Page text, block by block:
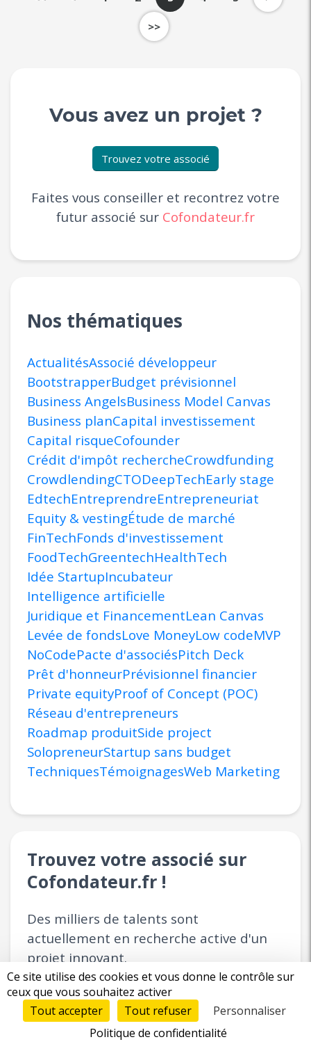
>>
Vous avez un projet ?
Trouvez votre associé
Faites vous conseiller et recontrez votre
futur associé sur Cofondateur.fr
Nos thématiques
ActualitésAssocié développeur
BootstrapperBudget prévisionnel
Business AngelsBusiness Model Canvas
Business planCapital investissement
Capital risqueCofounder
Crédit d'impôt rechercheCrowdfunding
CrowdlendingCTODeepTechEarly stage
EdtechEntreprendreEntrepreneuriat
Equity & vestingÉtude de marché
FinTechFonds d'investissement
FoodTechGreentechHealthTech
Idée StartupIncubateur
Intelligence artificielle
Juridique et FinancementLean Canvas
Levée de fondsLove MoneyLow codeMVP
NoCodePacte d'associésPitch Deck
Prêt d'honneurPrévisionnel financier
Private equityProof of Concept (POC)
Réseau d'entrepreneurs
Roadmap produitSide project
SolopreneurStartup sans budget
TechniquesTémoignagesWeb Marketing
Trouvez votre associé sur
Cofondateur.fr !
Des milliers de talents sont
actuellement en recherche active d'un
projet innovant.
Déposez votre projet
Rencontrez et matchez
Associez-vous
Ce site utilise des cookies et vous donne le contrôle sur
ceux que vous souhaitez activer
Tout accepter
Tout refuser
Personnaliser
Politique de confidentialité